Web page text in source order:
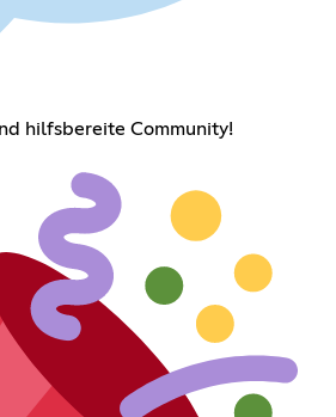
hilfsbereite Community!